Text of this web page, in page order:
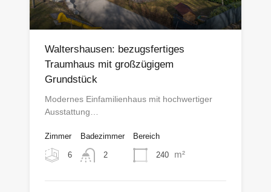
Waltershausen: bezugsfertiges
Traumhaus mit großzügigem
Grundstück
Modernes Einfamilienhaus mit hochwertiger
Ausstattung…
Zimmer
6
Badezimmer
2
Bereich
240 m²